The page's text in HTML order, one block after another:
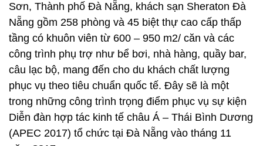
Sơn, Thành phố Đà Nẵng, khách sạn Sheraton Đà
Nẵng gồm 258 phòng và 45 biệt thự cao cấp thấp
tầng có khuôn viên từ 600 – 950 m2/ căn và các
công trình phụ trợ như bể bơi, nhà hàng, quầy bar,
câu lạc bộ, mang đến cho du khách chất lượng
phục vụ theo tiêu chuẩn quốc tế. Đây sẽ là một
trong những công trình trọng điểm phục vụ sự kiện
Diễn đàn hợp tác kinh tế châu Á – Thái Bình Dương
(APEC 2017) tổ chức tại Đà Nẵng vào tháng 11